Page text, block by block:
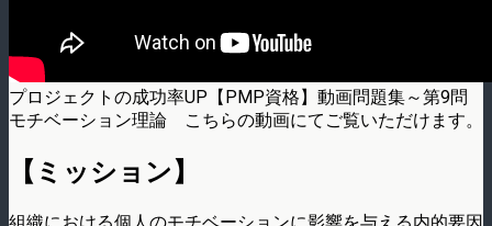
プロジェクトの成功率UP【PMP資格】動画問題集～第9問
モチベーション理論 こちらの動画にてご覧いただけます。
【ミッション】
組織における個人のモチベーションに影響を与える内的要因